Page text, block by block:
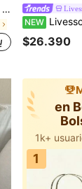
NEW Livesso Nueva mini bolsa cuadrada para
$26.390
en
1